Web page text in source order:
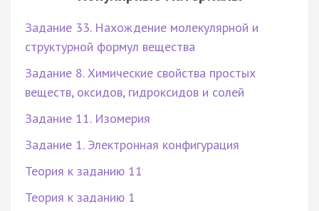
Задание 33. Нахождение молекулярной и
структурной формул вещества
Задание 8. Химические свойства простых
веществ, оксидов, гидроксидов и солей
Задание 11. Изомерия
Задание 1. Электронная конфигурация
Теория к заданию 11
Теория к заданию 1